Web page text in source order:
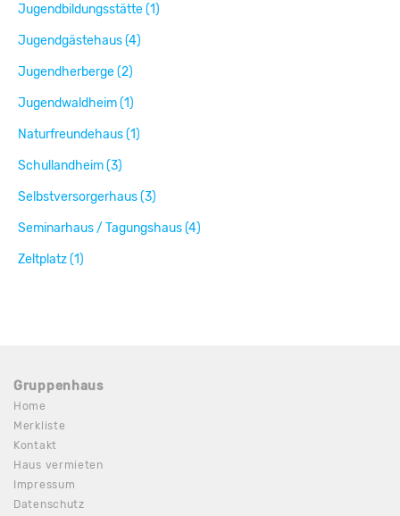
Jugendbildungsstätte (1)
Jugendgästehaus (4)
Jugendherberge (2)
Jugendwaldheim (1)
Naturfreundehaus (1)
Schullandheim (3)
Selbstversorgerhaus (3)
Seminarhaus / Tagungshaus (4)
Zeltplatz (1)
Gruppenhaus
Home
Merkliste
Kontakt
Haus vermieten
Impressum
Datenschutz